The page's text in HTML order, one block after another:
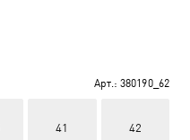
Арт.: 380190_62
41 42